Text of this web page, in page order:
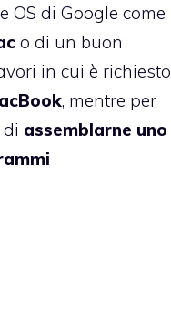
OS di Google come
o di un buon
in cui è richiesto
, mentre per
assemblarne uno